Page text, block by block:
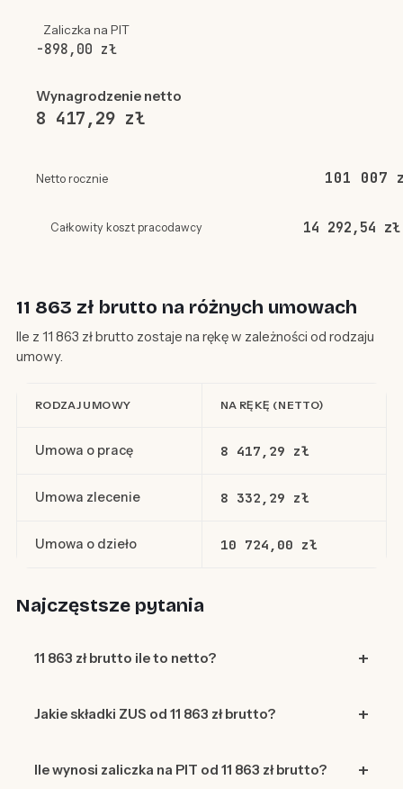
Zaliczka na PIT
-898,00 zł
Wynagrodzenie netto
8 417,29 zł
Netto rocznie 101 007
Całkowity koszt pracodawcy 14 292,54 zł
11 863 zł brutto na różnych umowach
Ile z 11 863 zł brutto zostaje na rękę w zależności od rodzaju
umowy.
RODZAJ UMOWY NA RĘKĘ (NETTO)
Umowa o pracę 8 417,29 zł
Umowa zlecenie 8 332,29 zł
Umowa o dzieło 10 724,00 zł
Najczęstsze pytania
11 863 zł brutto ile to netto?
Jakie składki ZUS od 11 863 zł brutto?
Ile wynosi zaliczka na PIT od 11 863 zł brutto?